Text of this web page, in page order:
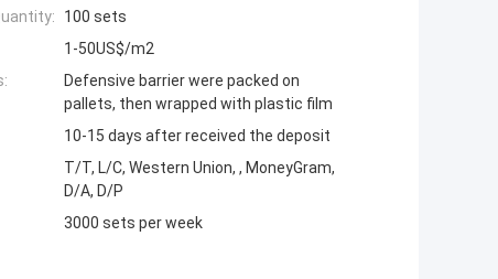
100 sets
1-50US$/m2
Defensive barrier were packed on
pallets, then wrapped with plastic film
10-15 days after received the deposit
T/T, L/C, Western Union, , MoneyGram,
D/A, D/P
3000 sets per week